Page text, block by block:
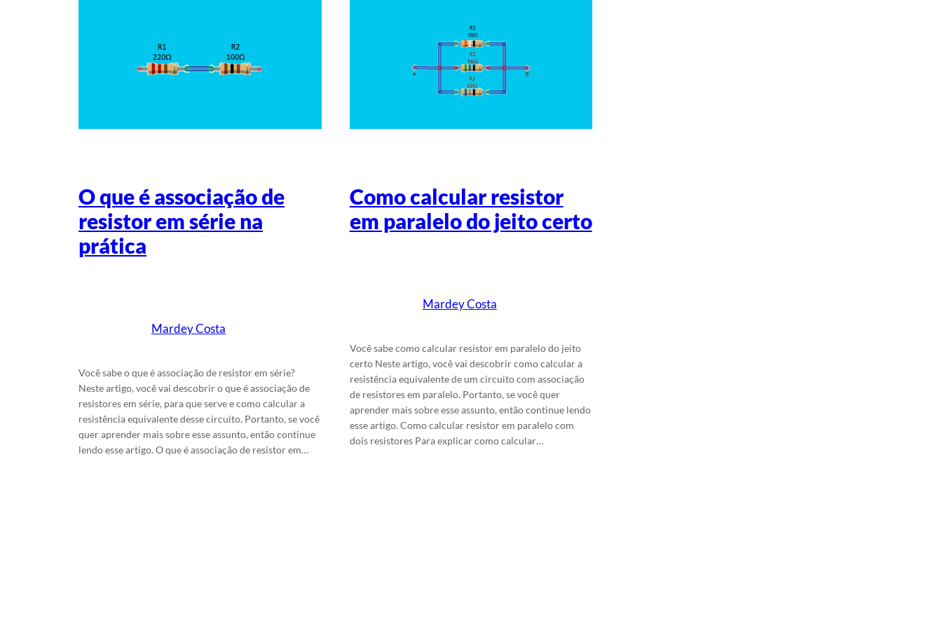
O que é associação de
resistor em série na
prática
Mardey Costa
Você sabe o que é associação de resistor em série?
Neste artigo, você vai descobrir o que é associação de
resistores em série, para que serve e como calcular a
resistência equivalente desse circuito. Portanto, se você
quer aprender mais sobre esse assunto, então continue
lendo esse artigo. O que é associação de resistor em…
Como calcular resistor
em paralelo do jeito certo
Mardey Costa
Você sabe como calcular resistor em paralelo do jeito
certo Neste artigo, você vai descobrir como calcular a
resistência equivalente de um circuito com associação
de resistores em paralelo. Portanto, se você quer
aprender mais sobre esse assunto, então continue lendo
esse artigo. Como calcular resistor em paralelo com
dois resistores Para explicar como calcular…